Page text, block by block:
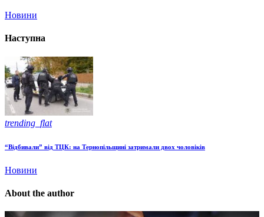
Новини
Наступна
trending_flat
“Відбивали” від ТЦК: на Тернопільщині затримали двох чоловіків
Новини
About the author